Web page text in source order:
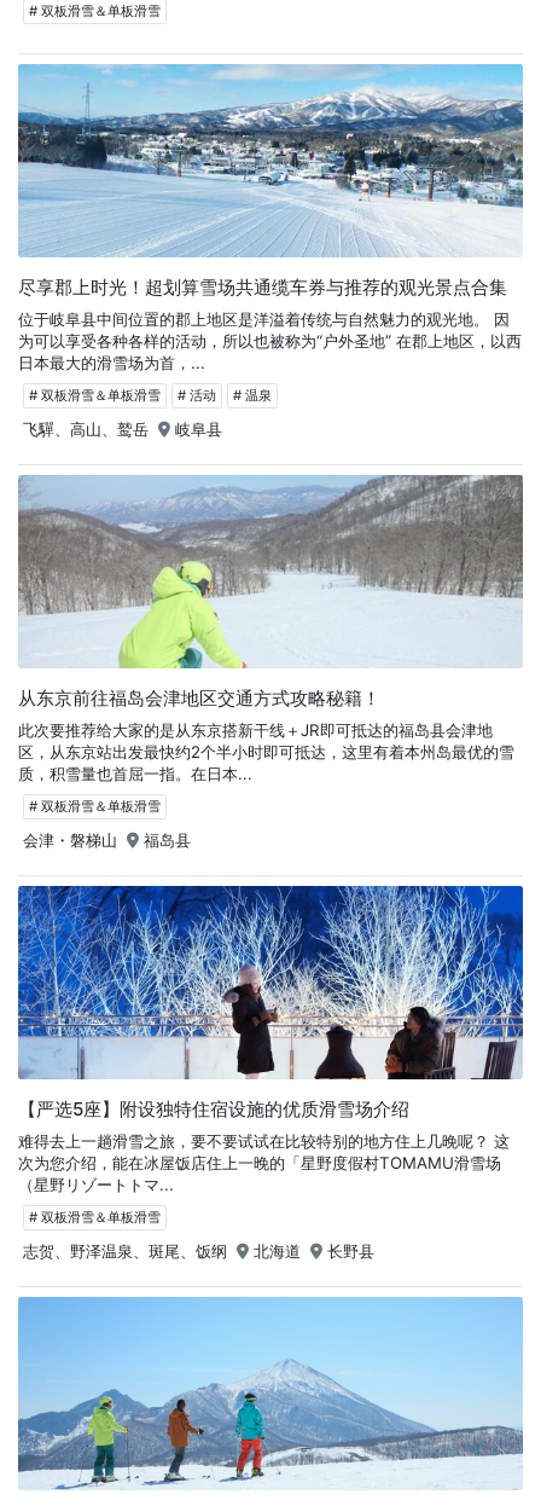
# 双板滑雪＆单板滑雪
尽享郡上时光！超划算雪场共通缆车券与推荐的观光景点合集
位于岐阜县中间位置的郡上地区是洋溢着传统与自然魅力的观光地。 因
为可以享受各种各样的活动，所以也被称为“户外圣地” 在郡上地区，以西
日本最大的滑雪场为首，...
# 双板滑雪＆单板滑雪 # 活动 # 温泉
飞驒、高山、鹫岳 岐阜县
从东京前往福岛会津地区交通方式攻略秘籍！
此次要推荐给大家的是从东京搭新干线＋JR即可抵达的福岛县会津地
区，从东京站出发最快约2个半小时即可抵达，这里有着本州岛最优的雪
质，积雪量也首屈一指。在日本...
# 双板滑雪＆单板滑雪
会津・磐梯山 福岛县
【严选5座】附设独特住宿设施的优质滑雪场介绍
难得去上一趟滑雪之旅，要不要试试在比较特别的地方住上几晚呢？ 这
次为您介绍，能在冰屋饭店住上一晚的「星野度假村TOMAMU滑雪场
（星野リゾートトマ...
# 双板滑雪＆单板滑雪
志贺、野泽温泉、斑尾、饭纲 北海道 长野县